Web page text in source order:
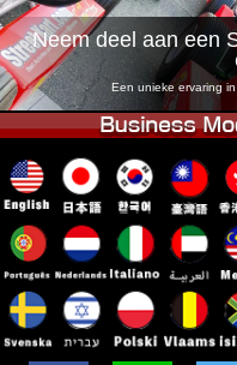
Tokyo Shibuya Annex
Tokyo Asakusa
Okinawa
Neem deel aan een
Een unieke ervaring